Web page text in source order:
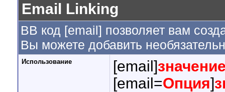
Email Linking
BB код [email] позволяет вам
Вы можете добавить
Использование [email]
[email=Опция]